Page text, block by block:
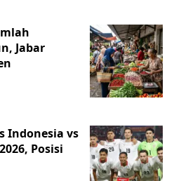
Jabar
Indonesia vs
Posisi